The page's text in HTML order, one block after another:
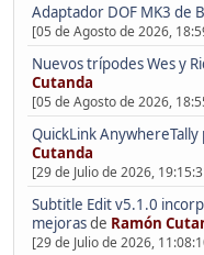
Adaptador DOF MK3 de
[05 de Agosto de 2026,
Nuevos trípodes Wes y
Cutanda
[05 de Agosto de 2026,
QuickLink
Cutanda
[29 de Julio de 2026,
Subtitle Edit v5.1.0
mejorasde Ramón
[29 de Julio de 2026,